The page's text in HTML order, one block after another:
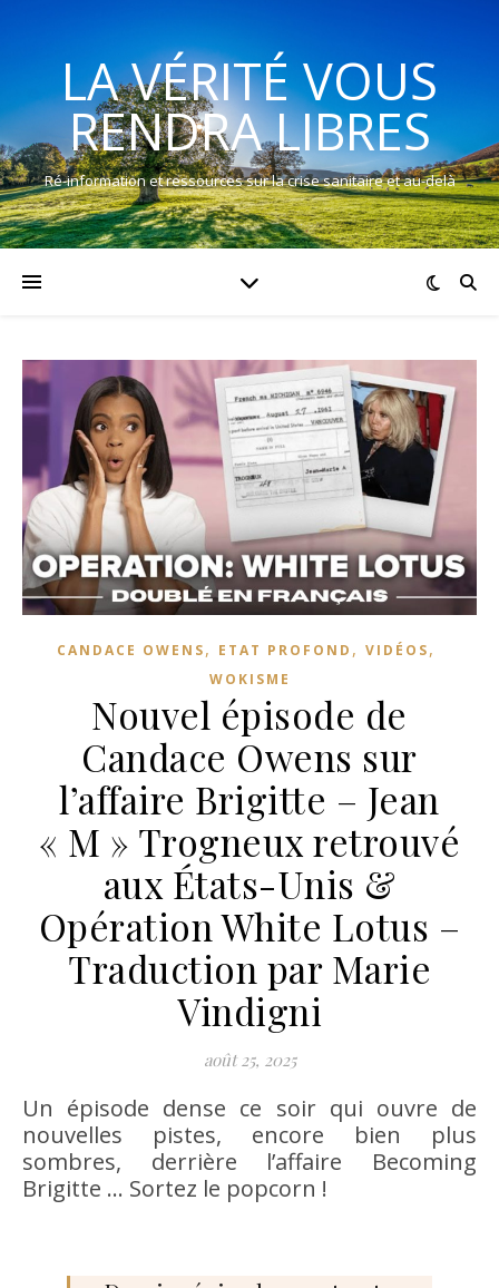
LA VÉRITÉ VOUS
RENDRA LIBRES
Ré-information et ressources sur la crise sanitaire et au-delà
CANDACE OWENS, ETAT PROFOND , VIDÉOS,
WOKISME
Nouvel épisode de
Candace Owens sur
l’affaire Brigitte – Jean
« M » Trogneux retrouvé
aux États-Unis &
Opération White Lotus –
Traduction par Marie
Vindigni
août 25, 2025
Un épisode dense ce soir qui ouvre de
nouvelles pistes, encore bien plus
sombres, derrière l’affaire Becoming
Brigitte … Sortez le popcorn !